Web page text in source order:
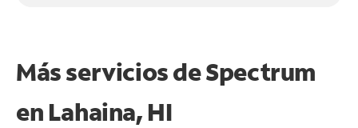
Más servicios de Spectrum
en Lahaina, HI